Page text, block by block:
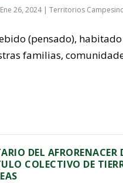
Ene 26, 2024| Territorios
(pensado),
familias,
DEL AFRORENACER
COLECTIVO DE